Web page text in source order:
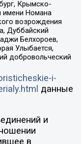
Крымско-
имени Номана
возрождения
Дуббайский
Белхороев,
Улыбается,
добровольческий
i-
данные
и
в